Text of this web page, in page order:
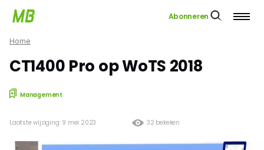
Abonneren
Home
CT1400 Pro op WoTS 2018
Management
32 bekeken
Laatste wijziging: 9 mei 2023